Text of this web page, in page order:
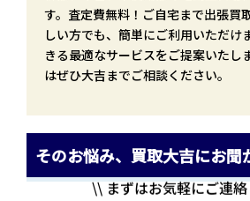
す。査定費無料！ご自宅まで出張買
しい方でも、簡単にご利用いただけ
きる最適なサービスをご提案いたし
はぜひ大吉までご相談ください。
そのお悩み、買取大吉にお聞